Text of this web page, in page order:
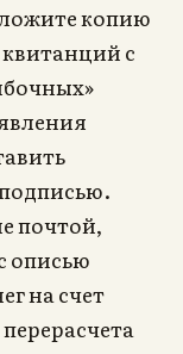
копию
с
почтой,
описью
на счет